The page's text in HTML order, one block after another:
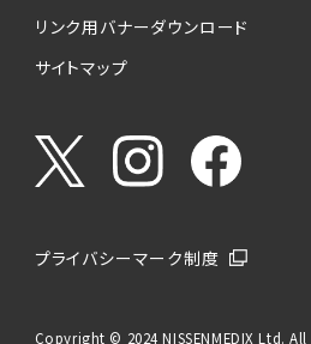
リンク用バナーダウンロード
サイトマップ
プライバシーマーク制度
Copyright © 2024 NISSENMEDIX Ltd.